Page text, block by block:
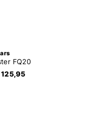
FQ20